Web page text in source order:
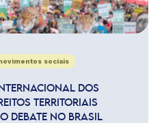
sociais
DOS
TERRITORIAIS
DEBATE NO BRASIL